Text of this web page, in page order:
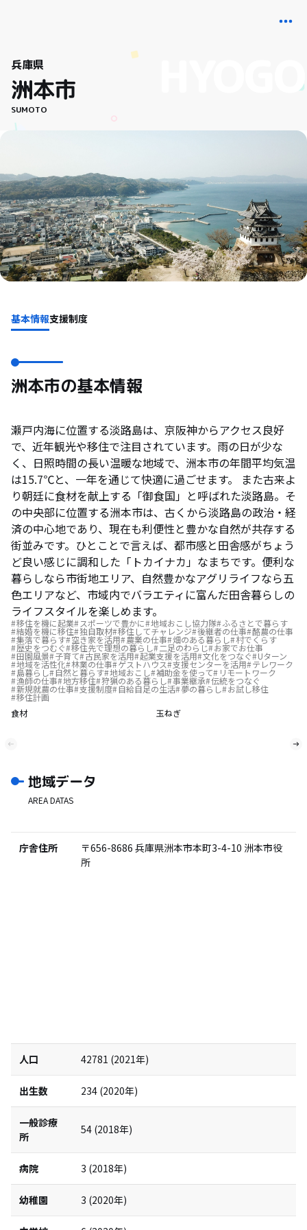
兵庫県
洲本市
SUMOTO
基本情報支援制度
洲本市の基本情報
瀬戸内海に位置する淡路島は、京阪神からアクセス良好
で、近年観光や移住で注目されています。雨の日が少な
く、日照時間の長い温暖な地域で、洲本市の年間平均気温
は15.7℃と、一年を通じて快適に過ごせます。 また古来よ
り朝廷に食材を献上する「御食国」と呼ばれた淡路島。そ
の中央部に位置する洲本市は、古くから淡路島の政治・経
済の中心地であり、現在も利便性と豊かな自然が共存する
街並みです。ひとことで言えば、都市感と田舎感がちょう
ど良い感じに調和した「トカイナカ」なまちです。便利な
暮らしなら市街地エリア、自然豊かなアグリライフなら五
色エリアなど、市域内でバラエティに富んだ田舎暮らしの
ライフスタイルを楽しめます。
移住を機に起業 スポーツで豊かに 地域おこし協力隊 ふるさとで暮らす
結婚を機に移住 独自取材 移住してチャレンジ 後継者の仕事 酪農の仕事
集落で暮らす 空き家を活用 農業の仕事 畑のある暮らし 村でくらす
歴史をつむぐ 移住先で理想の暮らし 二足のわらじ お家でお仕事
田園風景 子育て 古民家を活用 起業支援を活用 文化をつなぐ Uターン
地域を活性化 林業の仕事 ゲストハウス 支援センターを活用 テレワーク
島暮らし 自然と暮らす 地域おこし 補助金を使って リモートワーク
漁師の仕事 地方移住 狩猟のある暮らし 事業継承 伝統をつなぐ
新規就農の仕事 支援制度 自給自足の生活 夢の暮らし お試し移住
移住計画
食材
玉ねぎ
地域データ
AREA DATAS
庁舎住所 〒656-8686 兵庫県洲本市本町3-4-10 洲本市役
所
人口 42781 (2021年)
出生数 234 (2020年)
一般診療
所
54 (2018年)
病院 3 (2018年)
幼稚園 3 (2020年)